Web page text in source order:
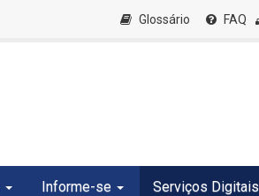
Glossário FAQ
Informe-se Serviços Digitais